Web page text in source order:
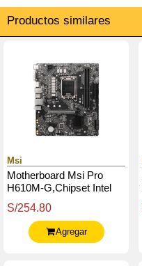
Productos similares
Msi
Motherboard Msi Pro
H610M-G,Chipset Intel
S/254.80
Agregar